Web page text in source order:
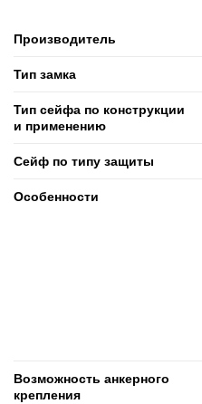
Производитель
Тип замка
Тип сейфа по конструкции
и применению
Сейф по типу защиты
Особенности
Возможность анкерного
крепления